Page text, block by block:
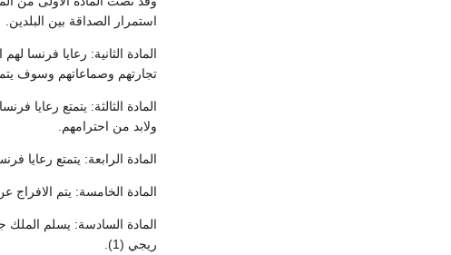
استمرار الصداقة بين البلدين.
المادة الثانية: رعايا فرنسا
تجارتهم وصماعاتهم وسوف
المادة الثالثة: يتمتع رعايا
ولابد من احترامهم.
المادة الرابعة: يتمتع رعايا
المادة الخامسة: يتم
ريجي (1).